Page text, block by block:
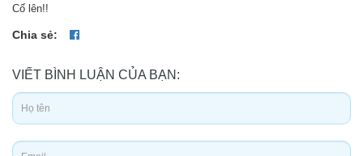
Cố lên!!
Chia sẻ:
VIẾT BÌNH LUẬN CỦA BẠN: